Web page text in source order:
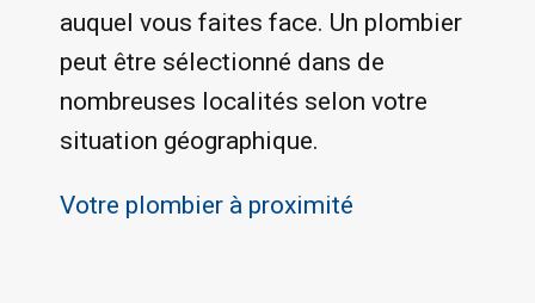
auquel vous faites face. Un plombier
peut être sélectionné dans de
nombreuses localités selon votre
situation géographique.
Votre plombier à proximité